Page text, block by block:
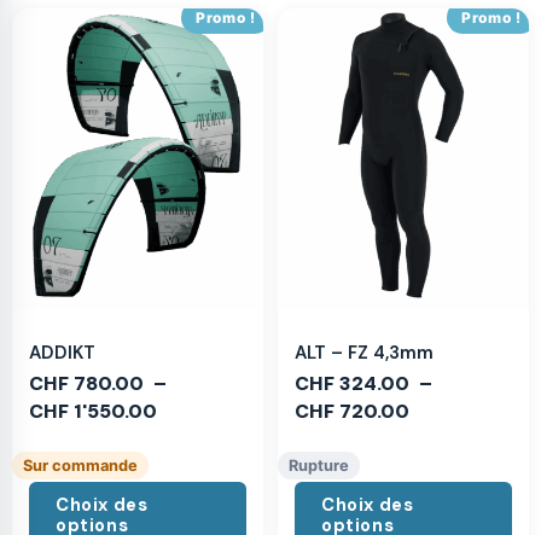
Promo !
ADDIKT
CHF 780.00 –
CHF 1'550.00
Sur commande
Choix des
options
Promo !
ALT – FZ 4,3mm
CHF324.00 –
CHF 720.00
Rupture
Choix des
options